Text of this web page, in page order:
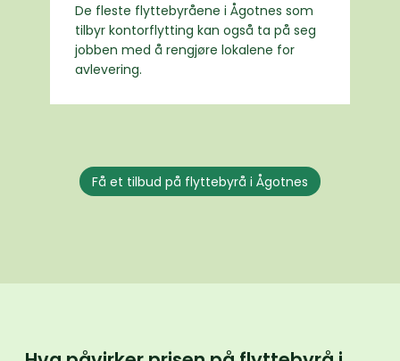
De fleste flyttebyråene i Ågotnes som
tilbyr kontorflytting kan også ta på seg
jobben med å rengjøre lokalene for
avlevering.
Få et tilbud på flyttebyrå i Ågotnes